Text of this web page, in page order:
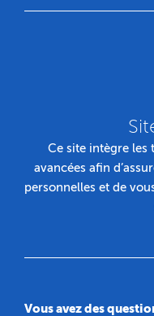
Ce site intègre les
avancées afin
personnelles et de
Vous avez des